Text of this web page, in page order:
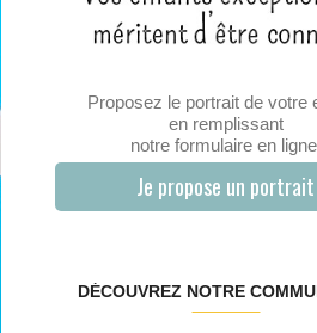
Proposez le portrait de votre
en remplissant
notre formulaire en
Je propose un portrait
DÉCOUVREZ NOTRE